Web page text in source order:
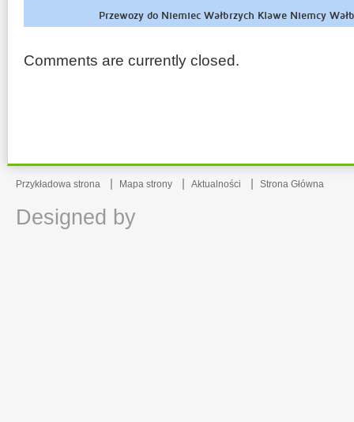
Przewozy do Niemiec Wałbrzych Klawe Niemcy
Comments are currently closed.
Przykładowa strona Mapa strony Aktualności Strona Główna
Designed by